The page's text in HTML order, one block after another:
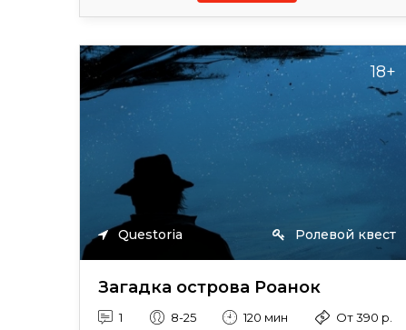
18+
Questoria Ролевой квест
Загадка острова Роанок
1 8-25 120 мин
От 390 р.